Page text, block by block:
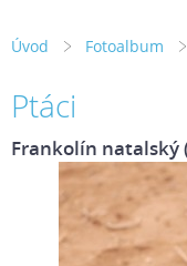
Úvod Fotoalbum
Ptáci
Frankolín natalský